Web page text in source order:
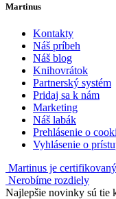
Martinus
Kontakty
Náš príbeh
Náš blog
Knihovrátok
Partnerský systém
Pridaj sa k nám
Marketing
Náš labák
Prehlásenie o
Vyhlásenie o
Martinus je
Nerobíme rozdiely
Najlepšie novinky sú tie